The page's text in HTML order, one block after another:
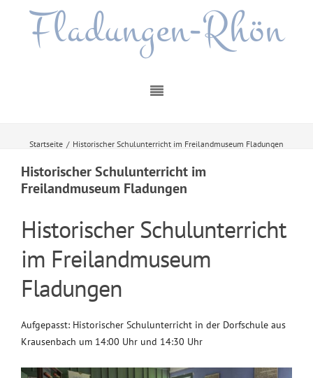
Fladungen-Rhön
Startseite / Historischer Schulunterricht im Freilandmuseum Fladungen
Historischer Schulunterricht im
Freilandmuseum Fladungen
Historischer Schulunterricht
im Freilandmuseum
Fladungen
Aufgepasst: Historischer Schulunterricht in der Dorfschule aus
Krausenbach um 14:00 Uhr und 14:30 Uhr